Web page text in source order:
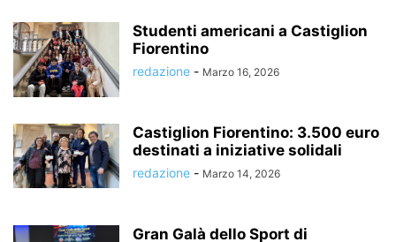
Studenti americani a Castiglion
Fiorentino
redazione - Marzo 16, 2026
Castiglion Fiorentino: 3.500 euro
destinati a iniziative solidali
redazione - Marzo 14, 2026
Gran Galà dello Sport di